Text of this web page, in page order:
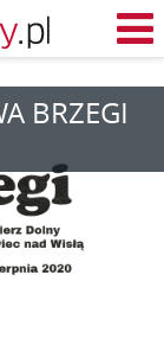
BRZEGI